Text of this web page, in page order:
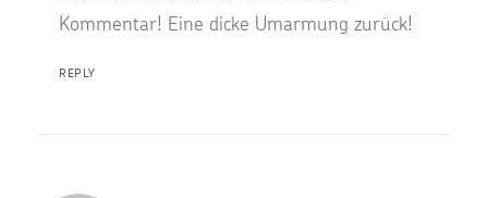
Kommentar! Eine dicke Umarmung zurück!
REPLY